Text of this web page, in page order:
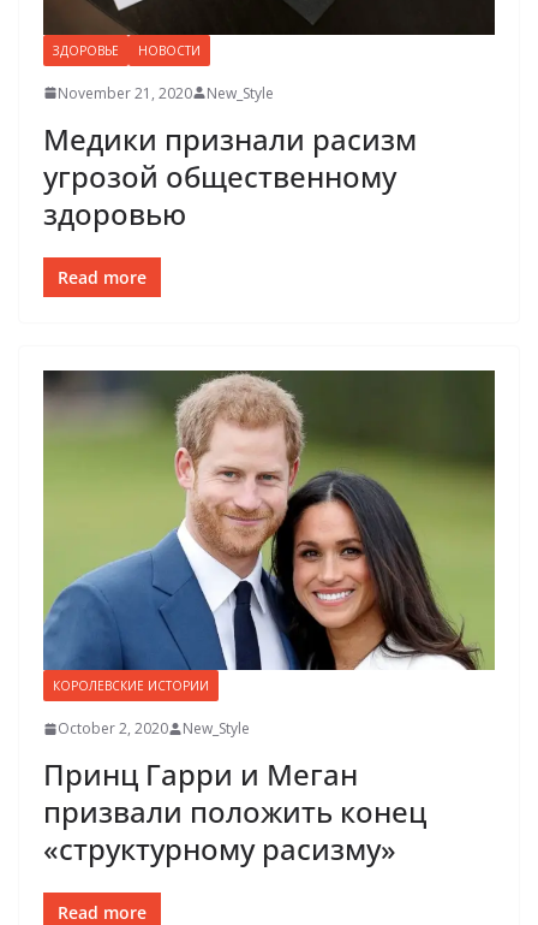
ЗДОРОВЬЕ НОВОСТИ
November 21, 2020 New_Style
Медики признали расизм
угрозой общественному
здоровью
Read more
КОРОЛЕВСКИЕ ИСТОРИИ
October 2, 2020 New_Style
Принц Гарри и Меган
призвали положить конец
«структурному расизму»
Read more